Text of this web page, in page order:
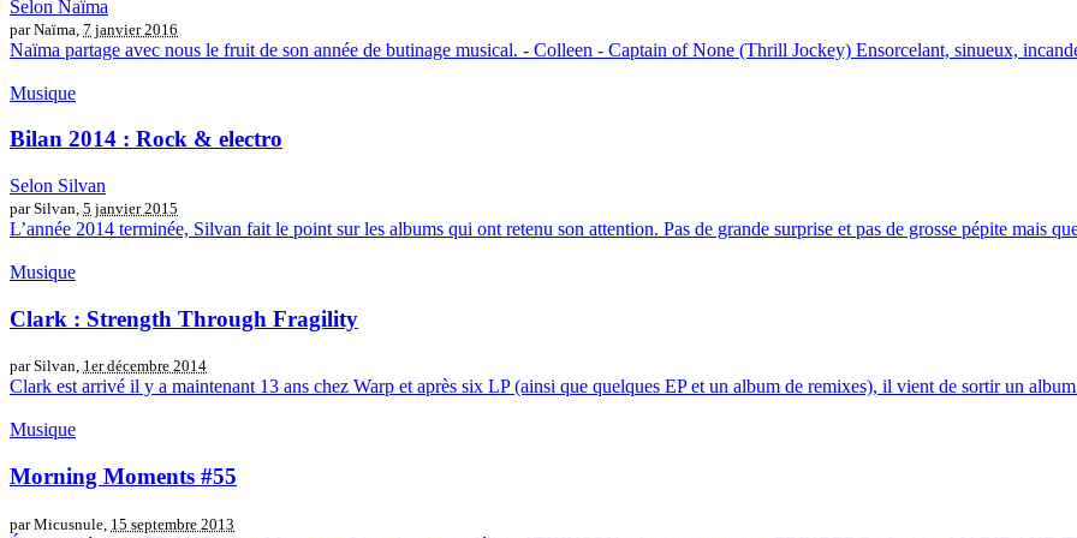
Selon Naïma
par Naïma, 7 janvier 2016
Naïma partage avec nous le fruit de son année de butinage musical. - Colleen - Captain of None (Thrill Jockey) Ensorcelant, sinueux,
Musique
Bilan 2014 : Rock & electro
Selon Silvan
par Silvan, 5 janvier 2015
L’année 2014 terminée, Silvan fait le point sur les albums qui ont retenu son attention. Pas de grande surprise et pas de grosse pépite mais
Musique
Clark : Strength Through Fragility
par Silvan, 1er décembre 2014
Clark est arrivé il y a maintenant 13 ans chez Warp et après six LP (ainsi que quelques EP et un album de remixes), il vient de sortir un
Musique
Morning Moments #55
par Micusnule, 15 septembre 2013